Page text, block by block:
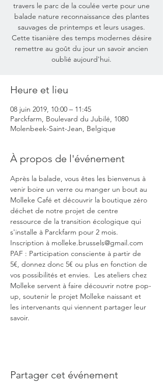
travers le parc de la coulée verte pour une
balade nature reconnaissance des plantes
sauvages de printemps et leurs usages.
Cette tisanière des temps modernes désire
remettre au goût du jour un savoir ancien
oublié aujourd'hui.
Heure et lieu
08 juin 2019, 10:00 – 11:45
Parckfarm, Boulevard du Jubilé, 1080
Molenbeek-Saint-Jean, Belgique
À propos de l'événement
Après la balade, vous êtes les bienvenus à
venir boire un verre ou manger un bout au
Molleke Café et découvrir la boutique zéro
déchet de notre projet de centre
ressource de la transition écologique qui
s'installe à Parckfarm pour 2 mois.
Inscription à molleke.brussels@gmail.com
PAF : Participation consciente à partir de
5€, donnez donc 5€ ou plus en fonction de
vos possibilités et envies.  Les ateliers chez
Molleke servent à faire découvrir notre pop-
up, soutenir le projet Molleke naissant et
les intervenants qui viennent partager leur
savoir.
Partager cet événement